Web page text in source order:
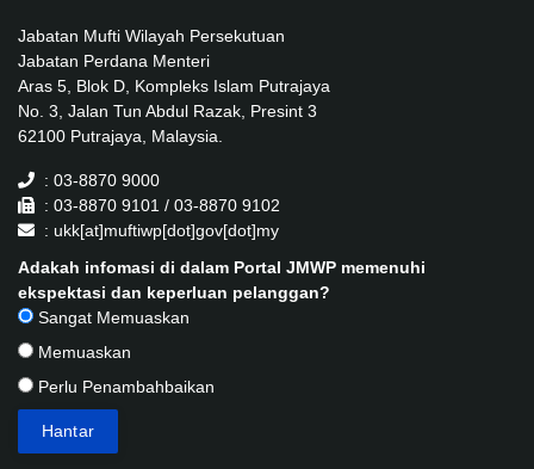
Jabatan Mufti Wilayah Persekutuan
Jabatan Perdana Menteri
Aras 5, Blok D, Kompleks Islam Putrajaya
No. 3, Jalan Tun Abdul Razak, Presint 3
62100 Putrajaya, Malaysia.
: 03-8870 9000
: 03-8870 9101 / 03-8870 9102
: ukk[at]muftiwp[dot]gov[dot]my
Adakah infomasi di dalam Portal JMWP memenuhi
ekspektasi dan keperluan pelanggan?
Sangat Memuaskan
Memuaskan
Perlu Penambahbaikan